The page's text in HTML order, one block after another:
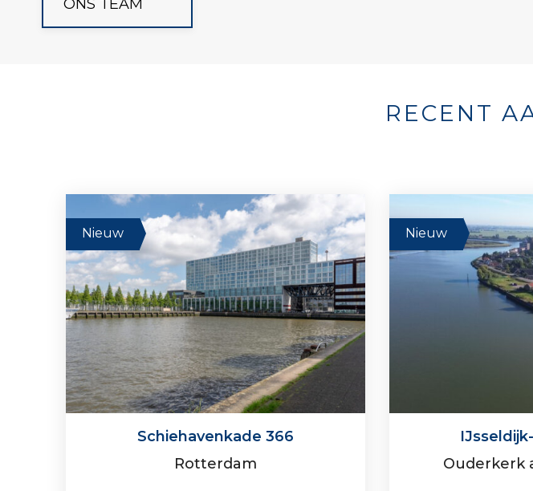
ONS TEAM
RECENT
Nieuw
Schiehavenkade 366
Rotterdam
Nieuw
Ouderkerk